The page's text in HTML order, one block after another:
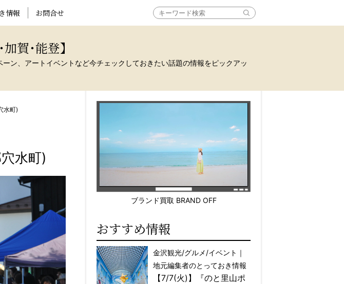
情報 お問合せ
賀･能登】
ン、アートイベントなど今チェックしておきたい話題の情報をピックアッ
水町)
水町)
ブランド買取 BRAND OFF
おすすめ情報
金沢観光/グルメ/イベント｜
地元編集者のとっておき情報
【7/7(火)】『のと里山ポ